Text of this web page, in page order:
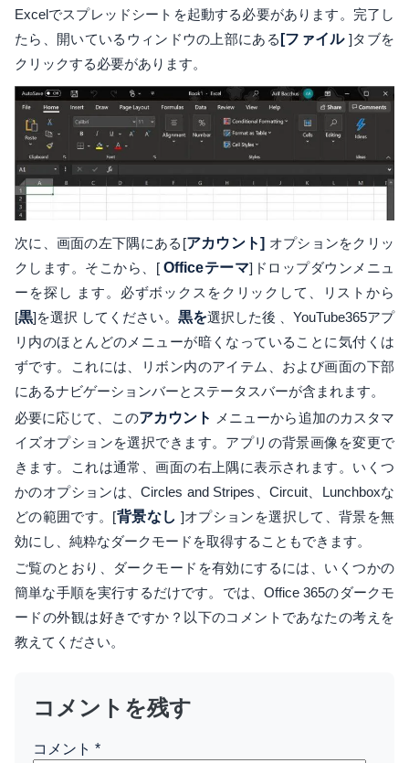
Excelでスプレッドシートを起動する必要があります。完了し
たら、開いているウィンドウの上部にある [ファイル]タブを
クリックする必要があります。
次に、画面の左下隅にある[アカウント] オプションをクリッ
クします。そこから、[Officeテーマ]ドロップダウンメニュ
ーを探し ます。必ずボックスをクリックして、リストから
[黒]を選択 してください。 黒を選択した後 、YouTube365アプ
リ内のほとんどのメニューが暗くなっていることに気付くは
ずです。これには、リボン内のアイテム、および画面の下部
にあるナビゲーションバーとステータスバーが含まれます。
必要に応じて、このアカウント
メニューから追加のカスタマ
イズオプションを選択できます。アプリの背景画像を変更で
きます。これは通常、画面の右上隅に表示されます。いくつ
かのオプションは、Circles and Stripes、Circuit、Lunchboxな
どの範囲です。[背景なし ]オプションを選択して、背景を無
効にし、純粋なダークモードを取得することもできます。
ご覧のとおり、ダークモードを有効にするには、いくつかの
簡単な手順を実行するだけです。では、Office 365のダークモ
ードの外観は好きですか？以下のコメントであなたの考えを
教えてください。
コメントを残す
コメント *